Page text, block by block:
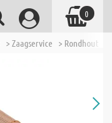
> Zaagservice > Rondhout
0